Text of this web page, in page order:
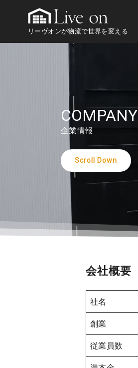
ン
リーヴオンが物流で世界を変える
COMPANY
企業情報
Scroll Down
会社概要
社名
創業
従業員数